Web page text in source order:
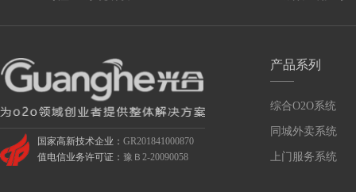
国家高新技术企业： GR201841000870
值电信业务许可证： 豫Ｂ2-20090058
产品系列
综合O2O系统
同城外卖系统
上门服务系统